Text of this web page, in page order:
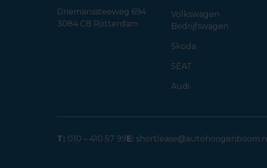
Driemanssteeweg 694
3084 CB Rotterdam
Volkswagen
Bedrijfswagen
Škoda
SEAT
Audi
T: 010 – 410 57 99E: shortlease@autohoogenboom.nl